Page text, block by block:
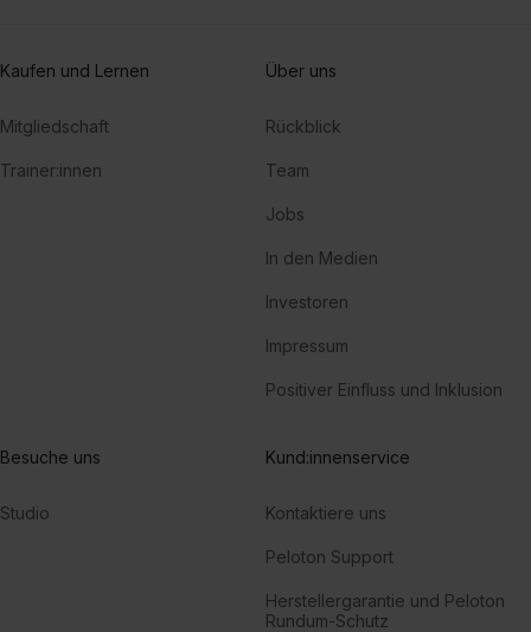
Kaufen und Lernen
Mitgliedschaft
Trainer:innen
Über uns
Rückblick
Team
Jobs
In den Medien
Investoren
Impressum
Positiver Einfluss und Inklusion
Besuche uns
Studio
Kund:innenservice
Kontaktiere uns
Peloton Support
Herstellergarantie und Peloton
Rundum-Schutz